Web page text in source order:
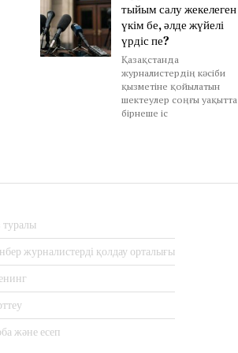
тыйым салу жекелеген
үкім бе, әлде жүйелі
үрдіс пе?
Қазақстанда
журналистердің кәсіби
қызметіне қойылатын
шектеулер соңғы уақытта
бірнеше іс
туралы
журналистерді қолдау орталығы
және есеп